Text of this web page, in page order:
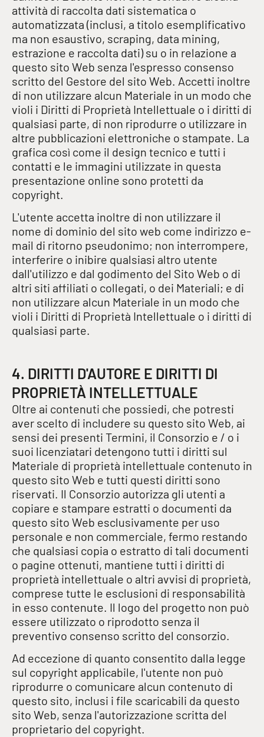
attività di raccolta dati sistematica o
automatizzata (inclusi, a titolo esemplificativo
ma non esaustivo, scraping, data mining,
estrazione e raccolta dati) su o in relazione a
questo sito Web senza l'espresso consenso
scritto del Gestore del sito Web. Accetti inoltre
di non utilizzare alcun Materiale in un modo che
violi i Diritti di Proprietà Intellettuale o i diritti di
qualsiasi parte, di non riprodurre o utilizzare in
altre pubblicazioni elettroniche o stampate. La
grafica così come il design tecnico e tutti i
contatti e le immagini utilizzate in questa
presentazione online sono protetti da
copyright.
L'utente accetta inoltre di non utilizzare il
nome di dominio del sito web come indirizzo e-
mail di ritorno pseudonimo; non interrompere,
interferire o inibire qualsiasi altro utente
dall'utilizzo e dal godimento del Sito Web o di
altri siti affiliati o collegati, o dei Materiali; e di
non utilizzare alcun Materiale in un modo che
violi i Diritti di Proprietà Intellettuale o i diritti di
qualsiasi parte.
4. DIRITTI D'AUTORE E DIRITTI DI
PROPRIETÀ INTELLETTUALE
Oltre ai contenuti che possiedi, che potresti
aver scelto di includere su questo sito Web, ai
sensi dei presenti Termini, il Consorzio e / o i
suoi licenziatari detengono tutti i diritti sul
Materiale di proprietà intellettuale contenuto in
questo sito Web e tutti questi diritti sono
riservati. Il Consorzio autorizza gli utenti a
copiare e stampare estratti o documenti da
questo sito Web esclusivamente per uso
personale e non commerciale, fermo restando
che qualsiasi copia o estratto di tali documenti
o pagine ottenuti, mantiene tutti i diritti di
proprietà intellettuale o altri avvisi di proprietà,
comprese tutte le esclusioni di responsabilità
in esso contenute. Il logo del progetto non può
essere utilizzato o riprodotto senza il
preventivo consenso scritto del consorzio.
Ad eccezione di quanto consentito dalla legge
sul copyright applicabile, l'utente non può
riprodurre o comunicare alcun contenuto di
questo sito, inclusi i file scaricabili da questo
sito Web, senza l'autorizzazione scritta del
proprietario del copyright.